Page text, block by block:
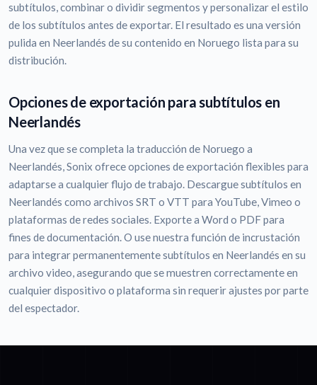
subtítulos, combinar o dividir segmentos y personalizar el estilo
de los subtítulos antes de exportar. El resultado es una versión
pulida en Neerlandés de su contenido en Noruego lista para su
distribución.
Opciones de exportación para subtítulos en
Neerlandés
Una vez que se completa la traducción de Noruego a
Neerlandés, Sonix ofrece opciones de exportación flexibles para
adaptarse a cualquier flujo de trabajo. Descargue subtítulos en
Neerlandés como archivos SRT o VTT para YouTube, Vimeo o
plataformas de redes sociales. Exporte a Word o PDF para
fines de documentación. O use nuestra función de incrustación
para integrar permanentemente subtítulos en Neerlandés en su
archivo video, asegurando que se muestren correctamente en
cualquier dispositivo o plataforma sin requerir ajustes por parte
del espectador.